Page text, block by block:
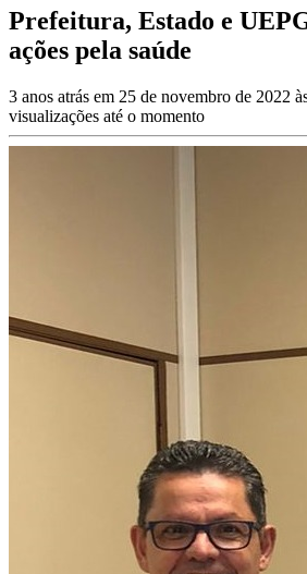
Prefeitura, Estado e
ações pela saúde
3 anos atrás em 25 de novembro de 2022
visualizações até o momento